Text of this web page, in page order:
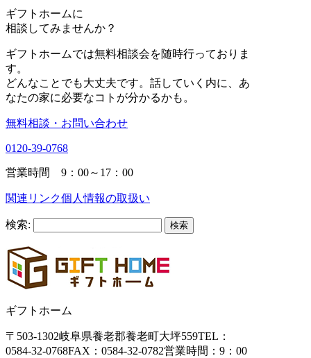
ギフトホームに
相談 してみませんか？
ギフトホームでは無料相談会を随時行っておりま
す。
どんなことでも大丈夫です。話していく内に、あ
なたの家に必要なコトが分かるかも。
無料相談・お問い合わせ
0120-39-0768
営業時間 9：00～17：00
関連リンク個人情報の取扱い
検索:
ギフトホーム
〒503-1302岐阜県養老郡養老町大坪559TEL：
0584-32-0768FAX：0584-32-0782営業時間：9：00